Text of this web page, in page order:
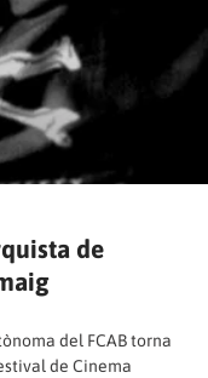
de
del FCAB torna
de Cinema